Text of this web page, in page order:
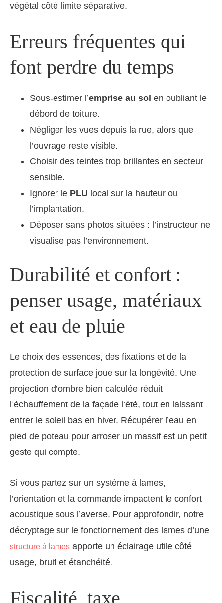
végétal côté limite séparative.
Erreurs fréquentes qui
font perdre du temps
Sous-estimer l’emprise au sol en oubliant le
débord de toiture.
Négliger les vues depuis la rue, alors que
l’ouvrage reste visible.
Choisir des teintes trop brillantes en secteur
sensible.
Ignorer le PLU local sur la hauteur ou
l’implantation.
Déposer sans photos situées : l’instructeur ne
visualise pas l’environnement.
Durabilité et confort :
penser usage, matériaux
et eau de pluie
Le choix des essences, des fixations et de la
protection de surface joue sur la longévité. Une
projection d’ombre bien calculée réduit
l’échauffement de la façade l’été, tout en laissant
entrer le soleil bas en hiver. Récupérer l’eau en
pied de poteau pour arroser un massif est un petit
geste qui compte.
Si vous partez sur un système à lames,
l’orientation et la commande impactent le confort
acoustique sous l’averse. Pour approfondir, notre
décryptage sur le fonctionnement des lames d’une
structure à lames apporte un éclairage utile côté
usage, bruit et étanchéité.
Fiscalité, taxe